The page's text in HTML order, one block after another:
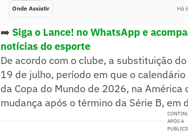
Onde Assistir Há
➡️ Siga o Lance! no WhatsApp e
notícias do esporte
De acordo com o clube, a substituição
19 de julho, período em que o
da Copa do Mundo de 2026, na
mudança após o término da Série B, em
APÓS A